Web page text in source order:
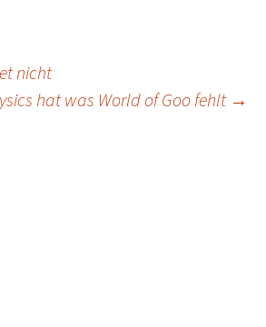
nicht
hat was World of Goo fehlt →